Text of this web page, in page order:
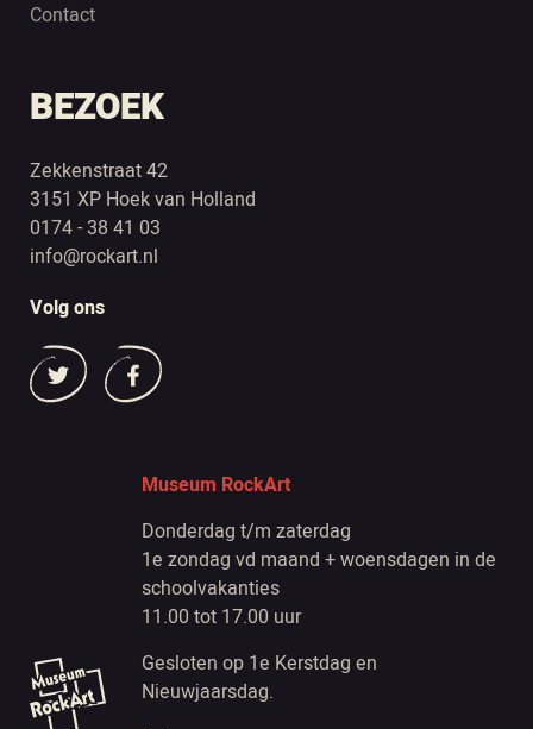
Contact
BEZOEK
Zekkenstraat 42
3151 XP Hoek van Holland
0174 - 38 41 03
info@rockart.nl
Volg ons
Museum RockArt
Donderdag t/m zaterdag
1e zondag vd maand + woensdagen in de
schoolvakanties
11.00 tot 17.00 uur
Gesloten op 1e Kerstdag en
Nieuwjaarsdag.